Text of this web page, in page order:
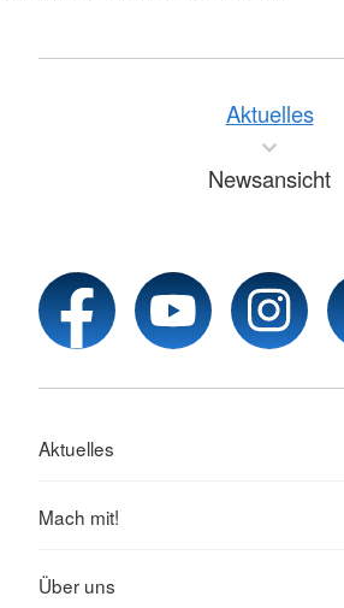
Aktuelles
Newsansicht
Aktuelles
Mach mit!
Über uns